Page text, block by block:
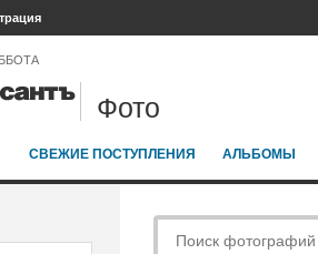
Фото
СВЕЖИЕ ПОСТУПЛЕНИЯ АЛЬБОМЫ